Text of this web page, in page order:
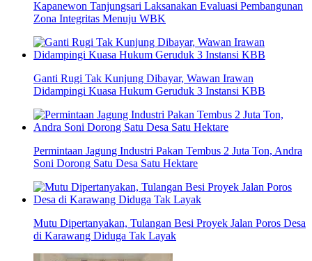
Kapanewon Tanjungsari Laksanakan Evaluasi Pembangunan
Zona Integritas Menuju WBK
Ganti Rugi Tak Kunjung Dibayar, Wawan Irawan
Didampingi Kuasa Hukum Geruduk 3 Instansi KBB
Permintaan Jagung Industri Pakan Tembus 2 Juta Ton, Andra
Soni Dorong Satu Desa Satu Hektare
Mutu Dipertanyakan, Tulangan Besi Proyek Jalan Poros Desa
di Karawang Diduga Tak Layak